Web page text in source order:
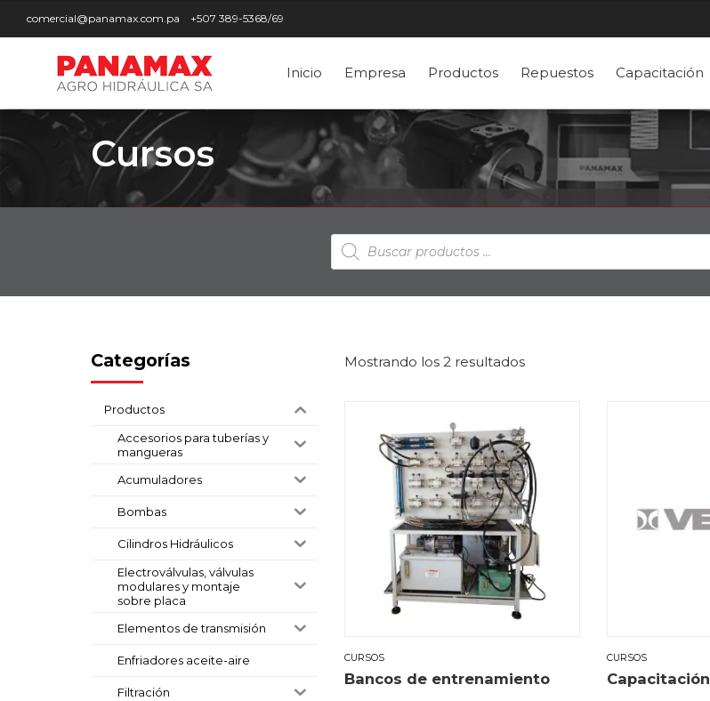
comercial@panamax.com.pa +507 389-5368/69
Inicio Empresa Productos Repuestos Capacitación
Cursos
Búsqueda
de
Mostrando los 2 resultados
CURSOS
Bancos de entrenamiento
CURSOS
Capacitación
Categorías
Productos
Accesorios para tuberías y
mangueras
Acumuladores
Bombas
Cilindros Hidráulicos
Electroválvulas, válvulas
modulares y montaje
sobre placa
Elementos de transmisión
Enfriadores aceite-aire
Filtración